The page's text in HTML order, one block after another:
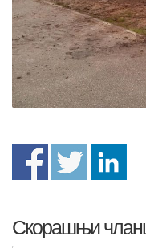
Скорашњи